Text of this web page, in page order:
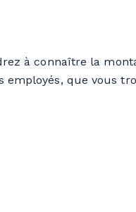
à connaître la
employés, que vous